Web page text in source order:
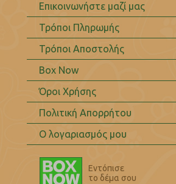
Επικοινωνήστε μαζί μας
Τρόποι Πληρωμής
Τρόποι Αποστολής
Box Now
Όροι Χρήσης
Πολιτική Απορρήτου
Ο λογαριασμός μου
Εντόπισε
το δέμα σου